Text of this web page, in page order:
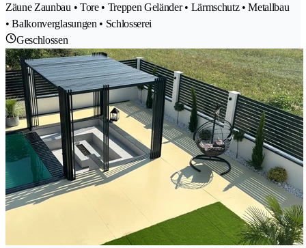
Zäune Zaunbau • Tore • Treppen Geländer • Lärmschutz • Metallbau
• Balkonverglasungen • Schlosserei
Geschlossen